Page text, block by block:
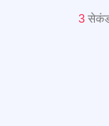
3 सेकंड